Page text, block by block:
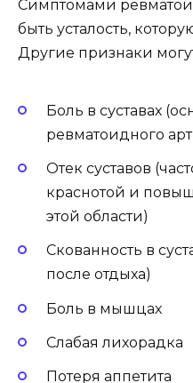
Симптомами
быть усталость,
Другие признаки
Боль в суставах
ревматоидного
Отек суставов
краснотой и
этой области)
Скованность в
после отдыха)
Боль в мышцах
Слабая лихорадка
Потеря аппетита